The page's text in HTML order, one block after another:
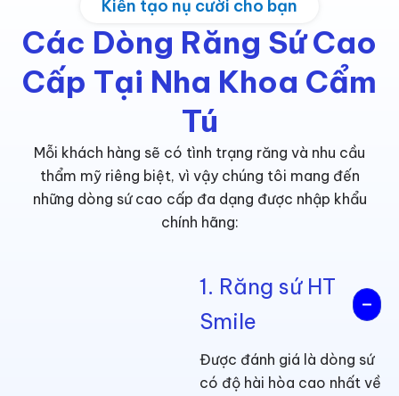
Kiến tạo nụ cười cho bạn
Các Dòng Răng Sứ Cao
Cấp Tại Nha Khoa Cẩm
Tú
Mỗi khách hàng sẽ có tình trạng răng và nhu cầu
thẩm mỹ riêng biệt, vì vậy chúng tôi mang đến
những dòng sứ cao cấp đa dạng được nhập khẩu
chính hãng:
1. Răng sứ HT
Smile
Được đánh giá là dòng sứ
có độ hài hòa cao nhất về